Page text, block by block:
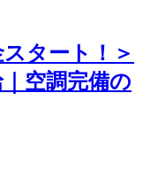
タート！＞
空調完備の